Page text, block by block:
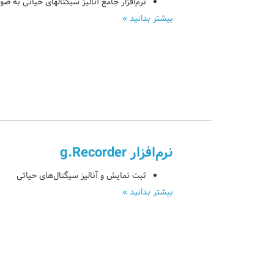
بیشتر بدانید »
نرم‌افزار g.Recorder
ثبت نمایش و آنالیز سیگنال‌های حیاتی
بیشتر بدانید »